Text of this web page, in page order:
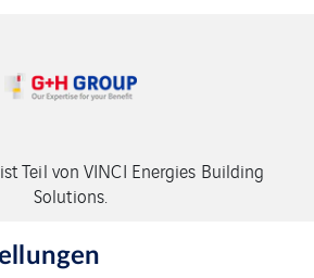
Teil von VINCI Energies Building
Solutions.
G+H Group